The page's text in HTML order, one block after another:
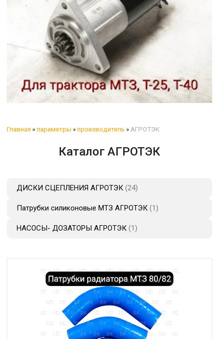
Главная » параметры » производитель » АГРОТЭК
Каталог АГРОТЭК
ДИСКИ СЦЕПЛЕНИЯ АГРОТЭК 24
Патрубки силиконовые МТЗ АГРОТЭК 1
НАСОСЫ- ДОЗАТОРЫ АГРОТЭК 1